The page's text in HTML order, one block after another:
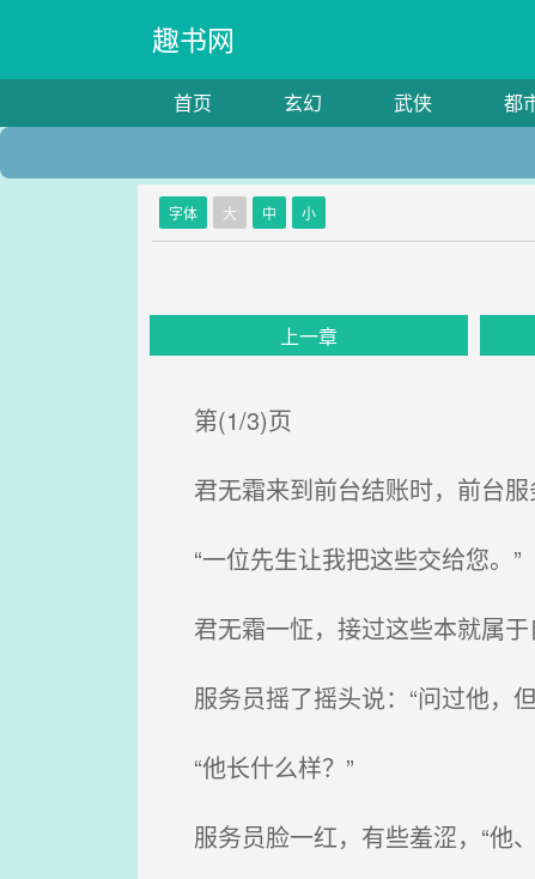
趣书网
首页 玄幻 武侠 都
字体 大 中 小
上一章
第(1/3)页
君无霜来到前台结账时，前台服
“一位先生让我把这些交给您。”
君无霜一怔，接过这些本就属于
服务员摇了摇头说：“问过他，
“他长什么样？”
服务员脸一红，有些羞涩，“他